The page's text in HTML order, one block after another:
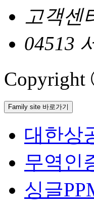
고객센
04513
Copyright
Family site 바로가기
대한상
무역인
싱글